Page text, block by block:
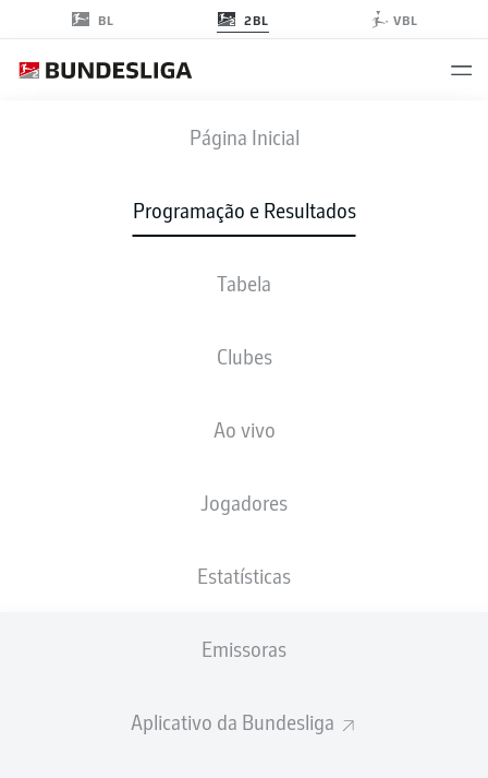
BL 2BL VBL
Página Inicial
Programação e Resultados
Tabela
Clubes
Ao vivo
Jogadores
Estatísticas
Emissoras
Aplicativo da Bundesliga
OSN FCK
ESCALAÇÕES
A escalação inicial será divulgada 60
minutos antes do início da partida